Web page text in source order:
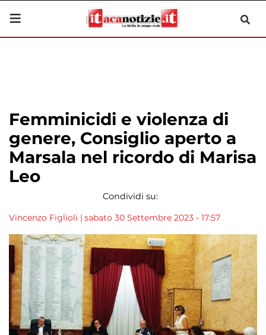
Femminicidi e violenza di
genere, Consiglio aperto a
Marsala nel ricordo di Marisa
Leo
Condividi su:
Vincenzo Figlioli | sabato 30 Settembre 2023 - 17:57